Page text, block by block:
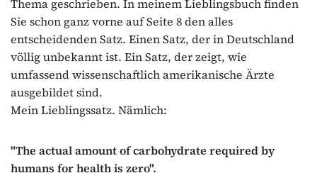
Thema geschrieben. In meinem Lieblingsbuch finden
Sie schon ganz vorne auf Seite 8 den alles
entscheidenden Satz. Einen Satz, der in Deutschland
völlig unbekannt ist. Ein Satz, der zeigt, wie
umfassend wissenschaftlich amerikanische Ärzte
ausgebildet sind.
Mein Lieblingssatz. Nämlich:
"The actual amount of carbohydrate required by
humans for health is zero".